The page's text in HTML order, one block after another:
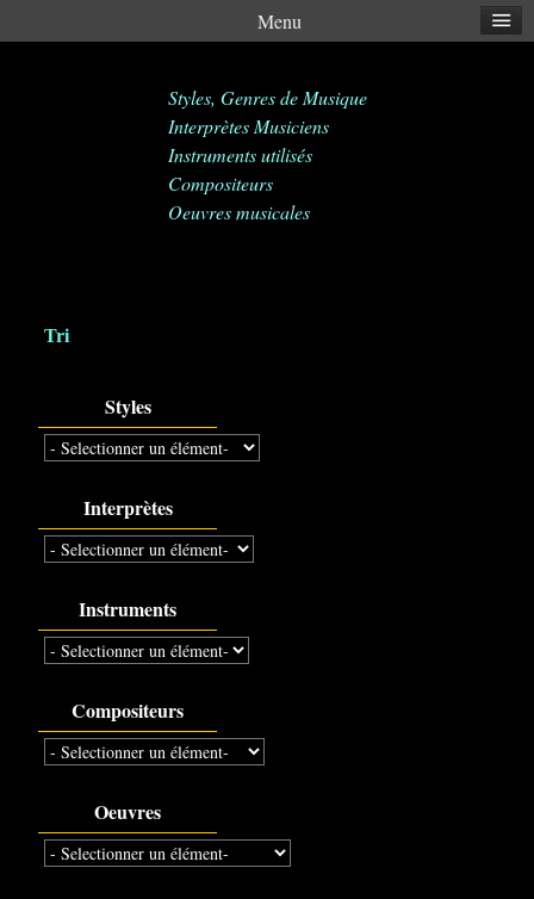
Styles, Genres de Musique
Interprètes Musiciens
Instruments utilisés
Compositeurs
Oeuvres musicales
Tri
Styles
Interprètes
Instruments
Compositeurs
Oeuvres
Menu